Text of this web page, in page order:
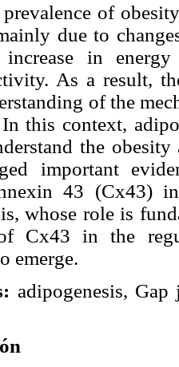
of
due to
increase in
As a result,
of the
this context,
the obesity
important
43 (Cx43)
whose role is
Cx43 in the
emerge.
adipogenesis,